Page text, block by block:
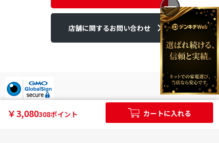
￥3,080308ポイント カートに入れる
店舗に関するお問い合わせ
デンキチはGMOグローバルサイン発行のSSL電子証明書を使用して
います。
個人情報やご購入情報はSSL暗号化通信により保護されます。